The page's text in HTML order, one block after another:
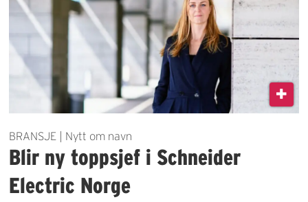
BRANSJE | Nytt om navn
Blir ny toppsjef i Schneider
Electric Norge